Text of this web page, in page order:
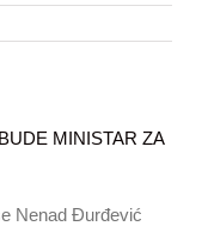
MINISTAR ZA
Nenad Đurđević